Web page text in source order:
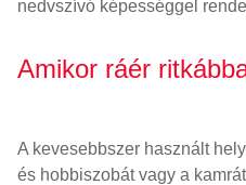
nedvszívó képességgel
Amikor ráér
A kevesebbszer használt
és hobbiszobát vagy a